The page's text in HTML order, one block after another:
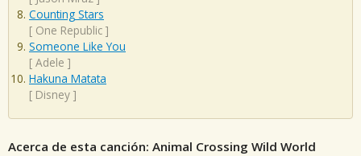
Counting Stars
[ One Republic ]
Someone Like You
[ Adele ]
Hakuna Matata
[ Disney ]
Acerca de esta canción: Animal Crossing Wild World